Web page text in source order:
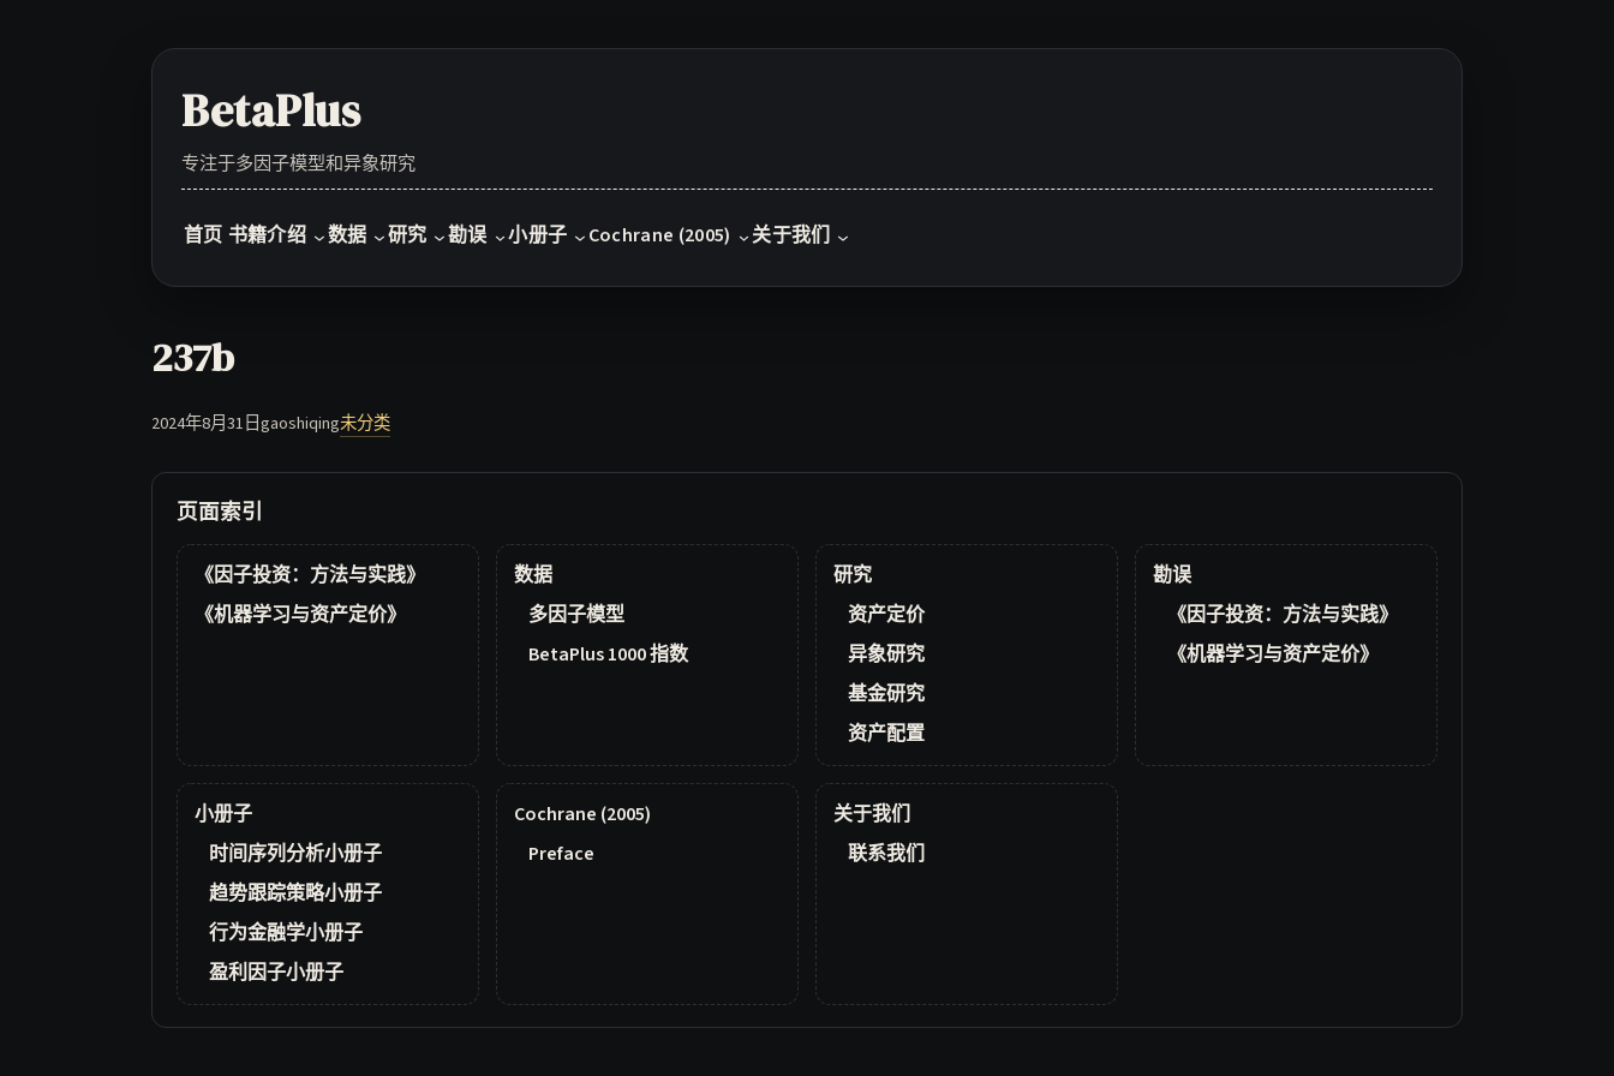
BetaPlus
专注于多因子模型和异象研究
首页 书籍介绍 数据 研究 勘误 小册子 Cochrane (2005) 关于我们
237b
2024年8月31日gaoshiqing未分类
页面索引
《因子投资：方法与实践》
《机器学习与资产定价》
数据
多因子模型
BetaPlus 1000 指数
研究
资产定价
异象研究
基金研究
资产配置
勘误
《因子投资：方法与实践》
《机器学习与资产定价》
小册子
时间序列分析小册子
趋势跟踪策略小册子
行为金融学小册子
盈利因子小册子
Cochrane (2005)
Preface
关于我们
联系我们